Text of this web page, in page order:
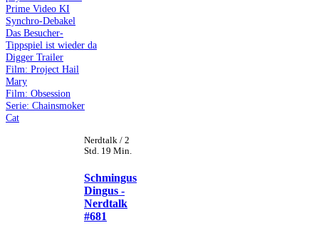
Prime Video KI
Synchro-Debakel
Das Besucher-
Tippspiel ist wieder da
Digger Trailer
Film: Project Hail
Mary
Film: Obsession
Serie: Chainsmoker
Cat
Nerdtalk / 2
Std. 19 Min.
Schmingus
Dingus -
Nerdtalk
#681